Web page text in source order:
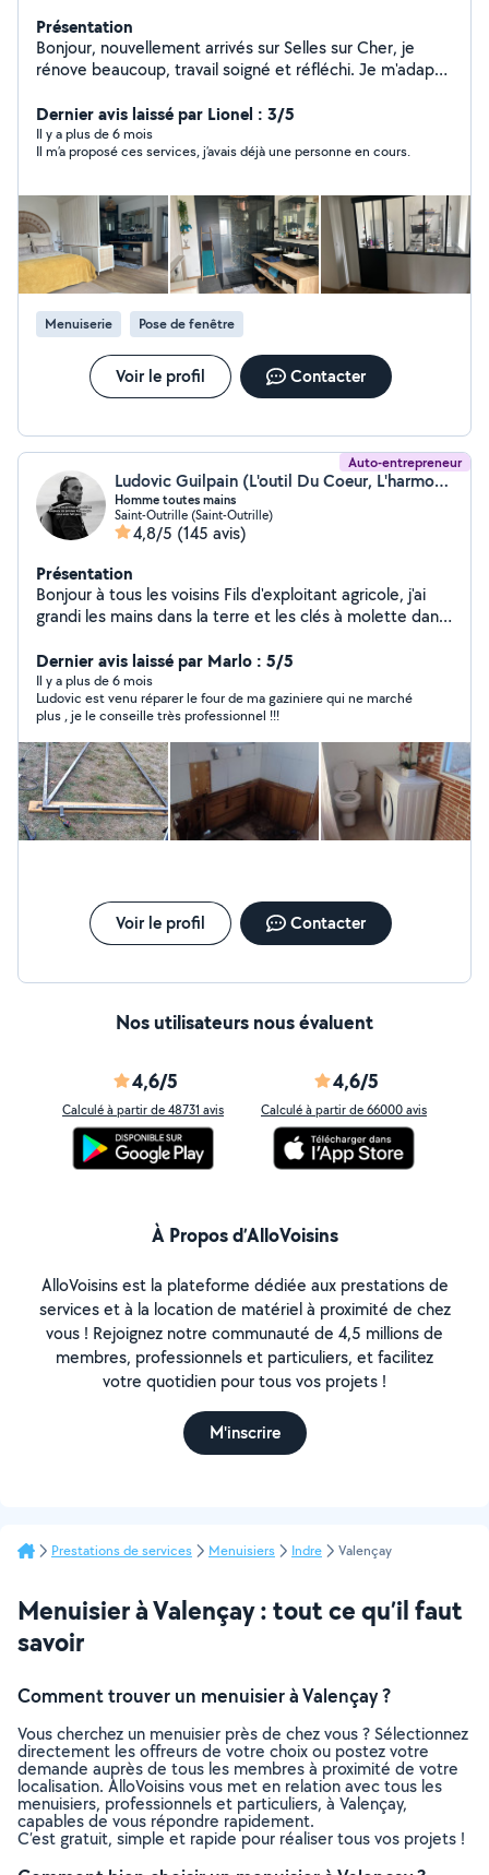
Présentation
Bonjour, nouvellement arrivés sur Selles sur Cher, je
rénove beaucoup, travail soigné et réfléchi. Je m'adapte
Dernier avis laissé par Lionel : 3/5
Il y a plus de 6 mois
Il m’a proposé ces services, j’avais déjà une personne en cours.
Menuiserie Pose de fenêtre
Voir le profil Contacter
Auto-entrepreneur
Ludovic Guilpain (L'outil Du Coeur, L'harmonie Globale)
Homme toutes mains
Saint-Outrille (Saint-Outrille)
4,8/5 (145 avis)
Présentation
Bonjour à tous les voisins Fils d'exploitant agricole, j'ai
grandi les mains dans la terre et les clés à molette dans
ne me contente pas de "réparer" : je mets toute mon
expérience et ma rigueur au service de vos projets.
Pourquoi me contacter ? Parce que pour moi, rien ne se
jette, tout se répare et tout se transforme ! Ce que je
réalise pour vous : Espaces Verts : De la création
paysagère à l'entretien minutieux. Je connais les plantes
et la terre, je saurai faire revivre votre jardin. Mécanique
Une panne ? Un entretien ? SOS Électroménager &
Bricolage : Ne rachetez pas de neuf avant que j'aie jeté
Dans le monde agricole, on sait ce que signifie se serrer
les coudes.C'est cette valeur que je vous apporte
aujourd'hui. Conseils 100% gratuits. Ne restez pas
Contactez-moi
Dernier avis laissé par Marlo : 5/5
Il y a plus de 6 mois
Ludovic est venu réparer le four de ma gaziniere qui ne marché
plus , je le conseille très professionnel !!!
Voir le profil Contacter
Nos utilisateurs nous évaluent
4,6/5
Calculé à partir de 48731 avis
4,6/5
Calculé à partir de 66000 avis
À Propos d’AlloVoisins
AlloVoisins est la plateforme dédiée aux prestations de
services et à la location de matériel à proximité de chez
vous ! Rejoignez notre communauté de 4,5 millions de
membres, professionnels et particuliers, et facilitez
votre quotidien pour tous vos projets !
M'inscrire
Prestations de services Menuisiers Indre Valençay
Menuisier à Valençay : tout ce qu’il faut
savoir
Comment trouver un menuisier à Valençay ?
Vous cherchez un menuisier près de chez vous ? Sélectionnez
directement les offreurs de votre choix ou postez votre
demande auprès de tous les membres à proximité de votre
localisation. AlloVoisins vous met en relation avec tous les
menuisiers, professionnels et particuliers, à Valençay,
capables de vous répondre rapidement.
C’est gratuit, simple et rapide pour réaliser tous vos projets !